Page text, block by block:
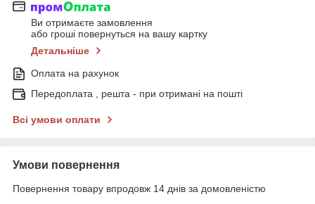
Ви отримаєте замовлення
або гроші повернуться на вашу картку
Детальніше
Оплата на рахунок
Передоплата , решта - при отримані на пошті
Всі умови оплати
Умови повернення
Повернення товару впродовж 14 днів за домовленістю